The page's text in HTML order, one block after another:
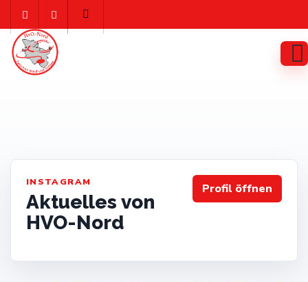
content
INSTAGRAM
Aktuelles von
HVO-Nord
Profil öffnen